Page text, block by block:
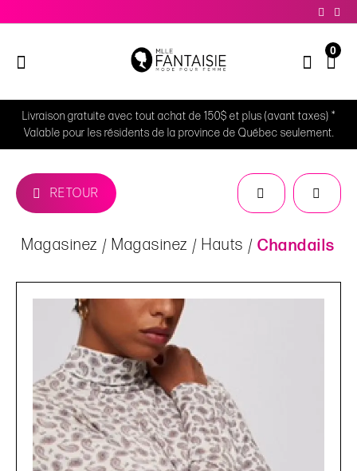
0
Livraison gratuite avec tout achat de 150$ et plus (avant taxes) *
Valable pour les résidents de la province de Québec seulement.
RETOUR
Magasinez Magasinez Hauts Chandails